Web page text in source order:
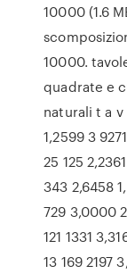
10000 (1.6
10000.
quadrate e
naturali t a v
1,2599 3
25 125
343 2,6458
729 3,0000
121 1331
13 169 2197